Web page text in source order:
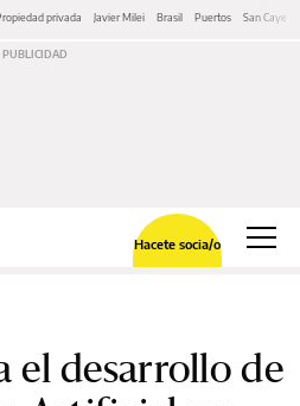
privada Javier Milei Brasil Puertos San
Hacete socia/o
el desarrollo de